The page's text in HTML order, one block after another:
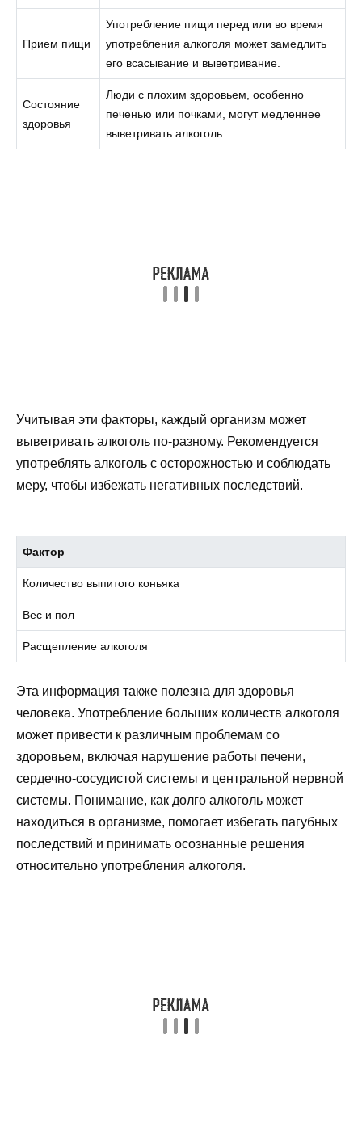
Прием пищи
Употребление пищи перед или во время
употребления алкоголя может замедлить
его всасывание и выветривание.
Состояние
здоровья
Люди с плохим здоровьем, особенно
печенью или почками, могут медленнее
выветривать алкоголь.
Учитывая эти факторы, каждый организм может
выветривать алкоголь по-разному. Рекомендуется
употреблять алкоголь с осторожностью и соблюдать
меру, чтобы избежать негативных последствий.
Фактор
Количество выпитого коньяка
Вес и пол
Расщепление алкоголя
Эта информация также полезна для здоровья
человека. Употребление больших количеств алкоголя
может привести к различным проблемам со
здоровьем, включая нарушение работы печени,
сердечно-сосудистой системы и центральной нервной
системы. Понимание, как долго алкоголь может
находиться в организме, помогает избегать пагубных
последствий и принимать осознанные решения
относительно употребления алкоголя.